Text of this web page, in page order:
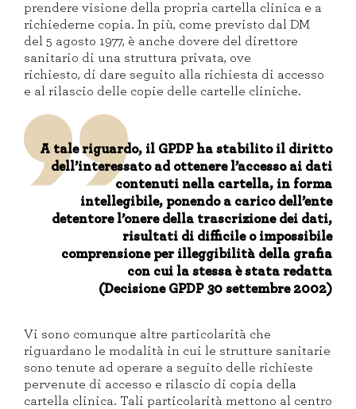
prendere visione della propria cartella clinica e a
richiederne copia. In più, come previsto dal DM
del 5 agosto 1977, è anche dovere del direttore
sanitario di una struttura privata, ove
richiesto, di dare seguito alla richiesta di accesso
e al rilascio delle copie delle cartelle cliniche.
A tale riguardo, il GPDPha stabilito il diritto
dell’interessato ad ottenere l’accesso ai dati
contenuti nella cartella, in forma
intellegibile, ponendo a carico dell’ente
detentore l’onere della trascrizione dei dati,
risultati di difficile o impossibile
comprensione per illeggibilità della grafia
con cui la stessa è stata redatta
(Decisione GPDP 30 settembre 2002)
Vi sono comunque altre particolarità che
riguardano le modalità in cui le strutture sanitarie
sono tenute ad operare a seguito delle richieste
pervenute di accesso e rilascio di copia della
cartella clinica. Tali particolarità mettono al centro